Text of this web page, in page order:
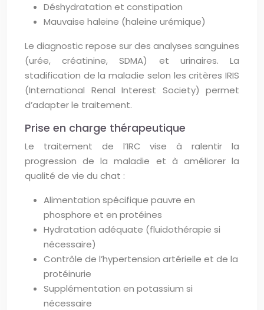
Déshydratation et constipation
Mauvaise haleine (haleine urémique)
Le diagnostic repose sur des analyses sanguines
(urée, créatinine, SDMA) et urinaires. La
stadification de la maladie selon les critères IRIS
(International Renal Interest Society) permet
d’adapter le traitement.
Prise en charge thérapeutique
Le traitement de l’IRC vise à ralentir la
progression de la maladie et à améliorer la
qualité de vie du chat :
Alimentation spécifique pauvre en
phosphore et en protéines
Hydratation adéquate (fluidothérapie si
nécessaire)
Contrôle de l’hypertension artérielle et de la
protéinurie
Supplémentation en potassium si
nécessaire